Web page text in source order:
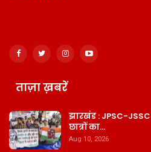
ताज़ा ख़बरें
झारखंड : JPSC-JSSC
छात्रों का…
Aug 10, 2026